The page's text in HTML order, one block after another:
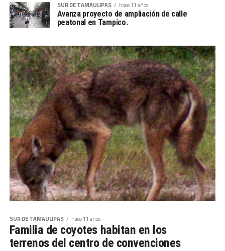
SUR DE TAMAULIPAS hace 11 años
Avanza proyecto de ampliación de calle
peatonal en Tampico.
SUR DE TAMAULIPAS hace 11 años
Familia de coyotes habitan en los
terrenos del centro de convenciones